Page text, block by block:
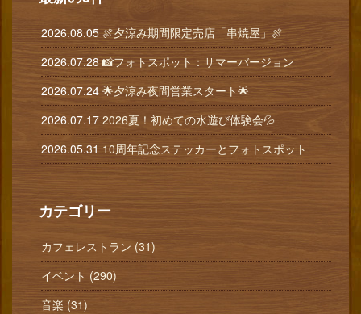
2026.08.05 🍖夕涼み期間限定売店「串焼屋」🍖
2026.07.28 📸フォトスポット：サマーバージョン
2026.07.24 🌟夕涼み夜間営業スタート🌟
2026.07.17 2026夏！初めての水遊び体験会💦
2026.05.31 10周年記念ステッカーとフォトスポット
カテゴリー
カフェレストラン (31)
イベント (290)
音楽 (31)